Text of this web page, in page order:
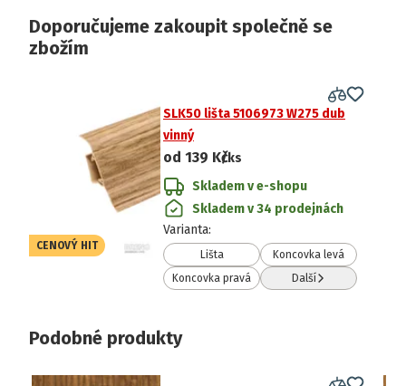
Doporučujeme zakoupit společně se
zbožím
CENOVÝ HIT
SLK50 lišta 5106973 W275 dub
vinný
od 139 Kč/ks
Skladem v e-shopu
Skladem v 34 prodejnách
Varianta:
Lišta
Koncovka levá
Koncovka pravá
Další
Podobné produkty